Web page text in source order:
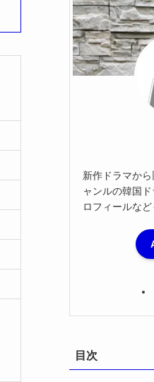
新作ドラマか
ャンルの韓国
ロフィールなど
目次